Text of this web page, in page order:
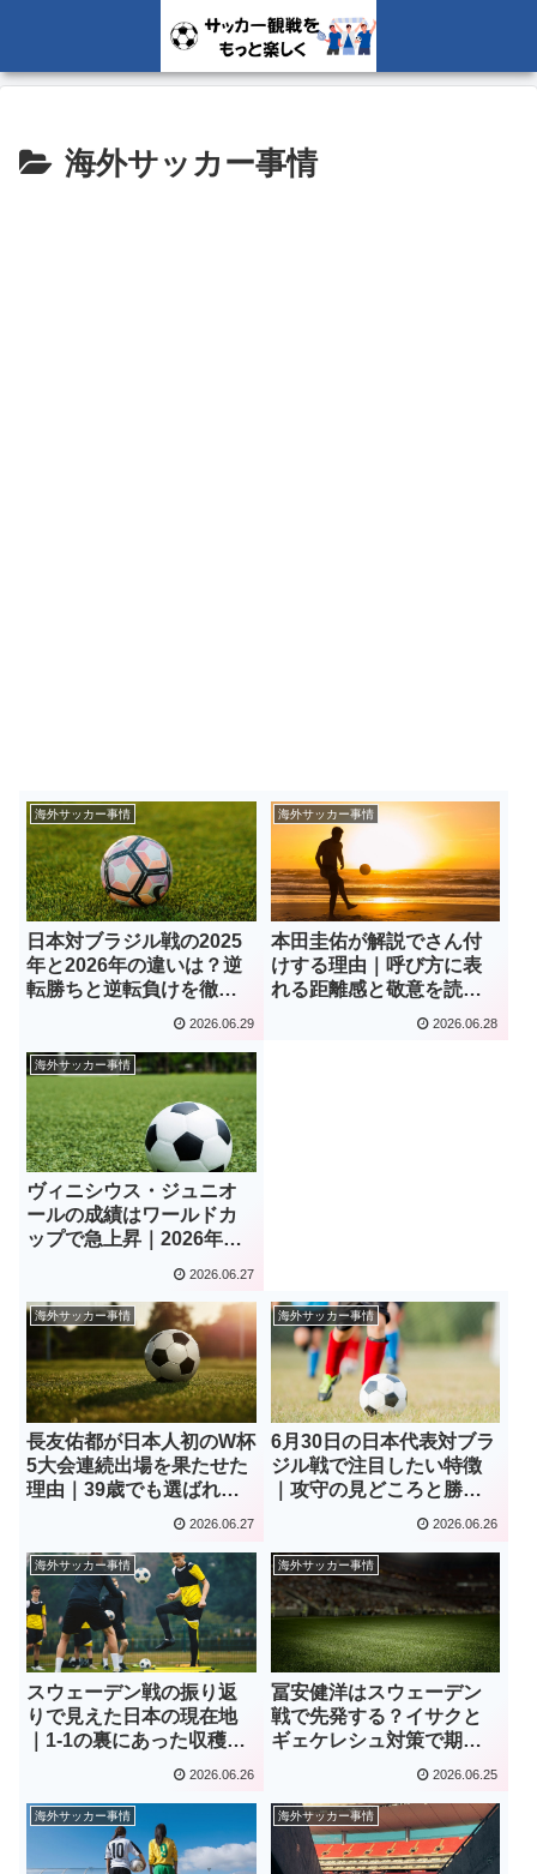
海外サッカー事情
海外サッカー事情
日本対ブラジル戦の2025
年と2026年の違いは？逆
転勝ちと逆転負けを徹底
2026.06.29
海外サッカー事情
本田圭佑が解説でさん付
けする理由｜呼び方に表
れる距離感と敬意を読み
2026.06.28
海外サッカー事情
ヴィニシウス・ジュニオ
ールの成績はワールドカ
ップで急上昇｜2026年大
での進化を読む！
2026.06.27
海外サッカー事情
長友佑都が日本人初のW杯
5大会連続出場を果たせた
理由｜39歳でも選ばれた
価値を読み解く！
2026.06.27
海外サッカー事情
6月30日の日本代表対ブラ
ジル戦で注目したい特徴
｜攻守の見どころと勝利
への条件を整理！
2026.06.26
海外サッカー事情
スウェーデン戦の振り返
りで見えた日本の現在地
｜1-1の裏にあった収穫と
課題を読み解く！
2026.06.26
海外サッカー事情
冨安健洋はスウェーデン
戦で先発する？イサクと
ギェケレシュ対策で期待
2026.06.25
海外サッカー事情 海外サッカー事情